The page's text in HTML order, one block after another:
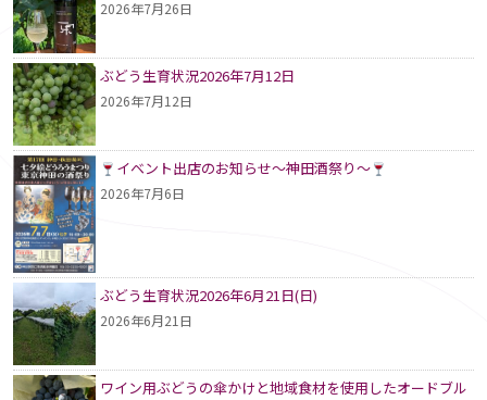
2026年7月26日
ぶどう生育状況2026年7月12日
2026年7月12日
イベント出店のお知らせ～神田酒祭り～
2026年7月6日
ぶどう生育状況2026年6月21日(日)
2026年6月21日
ワイン用ぶどうの傘かけと地域食材を使用したオードブル